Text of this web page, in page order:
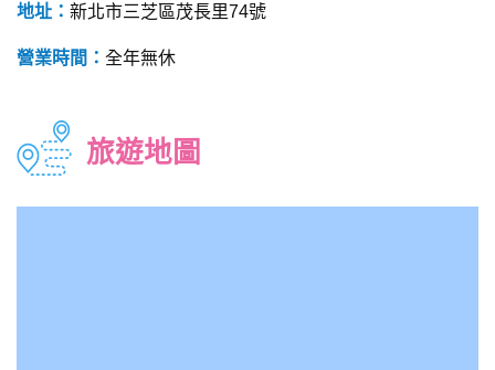
地址： 新北市三芝區茂長里74號
營業時間： 全年無休
旅遊地圖